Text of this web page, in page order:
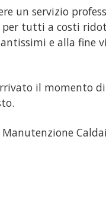
un servizio
per tutti a costi
e alla fine
il momento di